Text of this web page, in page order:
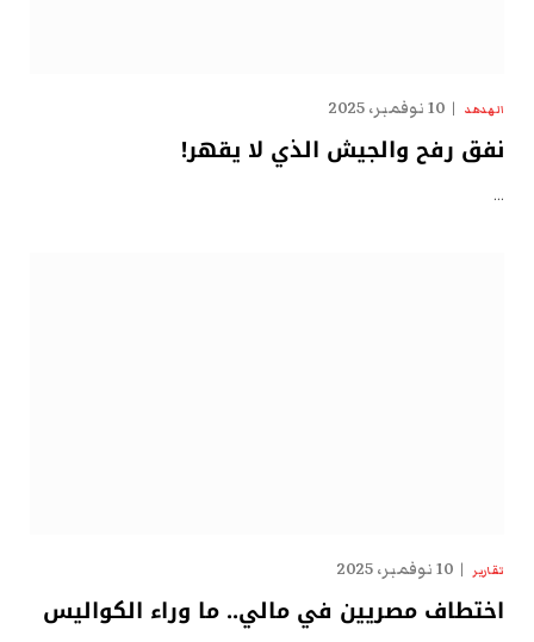
الهدهد 10 نوفمبر، 2025
نفق رفح والجيش الذي لا يقهر!
…
تقارير 10 نوفمبر، 2025
اختطاف مصريين في مالي.. ما وراء الكواليس